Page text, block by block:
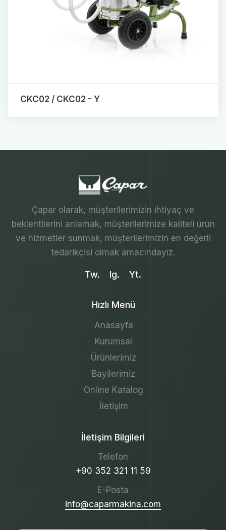
CKC02 / CKC02 - Y
Çapar olarak, müşterilerimizin ihtiyaç ve
beklentilerini anlamak, müşterilerimize kaliteli ürün
ve hizmetler sunmak, müşterilerimizin en değerli
tedarikçisi olmak amacındayız.
Tw. Ig. Yt.
Hızlı Menü
Anasayfa
Kurumsal
Ürünlerimiz
Bayilerimiz
Online Katalog
İletişim
İletişim Bilgileri
Telefon
+90 352 321 11 59
E-Posta
info@caparmakina.com